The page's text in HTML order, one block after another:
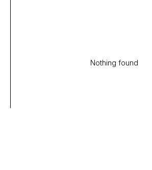
Nothing found